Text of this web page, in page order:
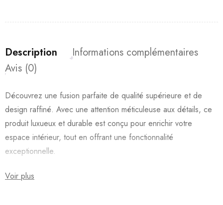
Description
Informations complémentaires
Avis (0)
Découvrez une fusion parfaite de qualité supérieure et de
design raffiné. Avec une attention méticuleuse aux détails, ce
produit luxueux et durable est conçu pour enrichir votre
espace intérieur, tout en offrant une fonctionnalité
exceptionnelle.
Voir plus